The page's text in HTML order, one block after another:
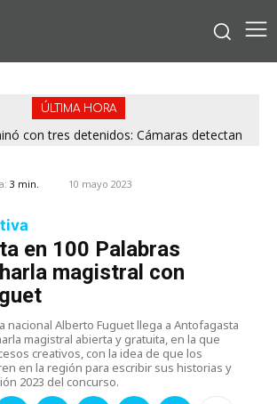
ÚLTIMA HORA
con tres detenidos: Cámaras detectan
3 min. 10 mayo 2023
en 100 Palabras
magistral con
nacional Alberto Fuguet llega a Antofagasta
magistral abierta y gratuita, en la que
creativos, con la idea de que los
en la región para escribir sus historias y
2023 del concurso.